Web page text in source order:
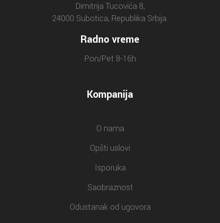
Dimitrija Tucovića 8,
24000 Subotica, Republika Srbija.
Radno vreme
Pon/Pet 8-16h
Kompanija
O nama
Opšti uslovi
Isporuka
Saobraznost
Odustanak od ugovora